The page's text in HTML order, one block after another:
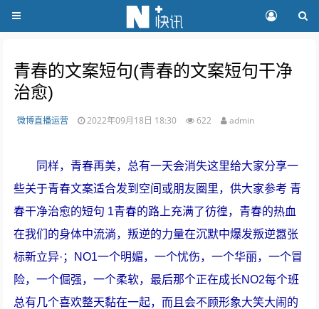
青春的文案短句(青春的文案短句干净
治愈)
微博直播运营 2022年09月18日 18:30 622 admin
同样，青春再美，总有一天会消失这里给大家分享一
些关于青春文案适合发到空间或朋友圈里，供大家参考 青
春干净治愈的短句 1青春的路上充满了彷徨，青春的热血
在我们的身体中流淌，叛逆的力量在沉默中爆发叛逆嚣张
标新立异·；NO1一个明媚，一个忧伤，一个华丽，一个冒
险，一个倔强，一个柔软，最后那个正在成长NO2每个班
总有几个喜欢整天黏在一起，而且会不顾形象大笑大闹的